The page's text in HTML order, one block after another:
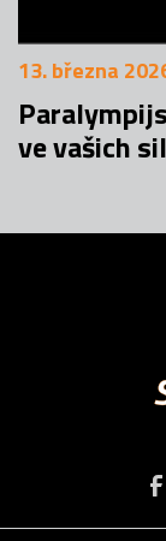
13. března
ve vašich